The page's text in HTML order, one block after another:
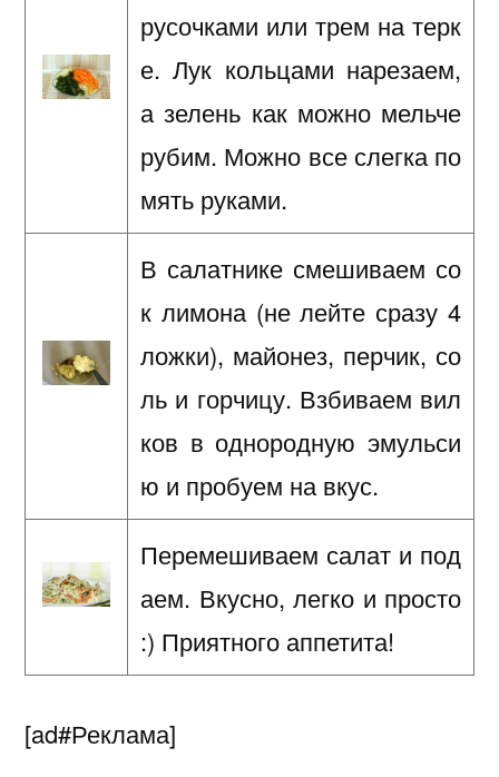
русочками или трем на терк
е. Лук кольцами нарезаем,
а зелень как можно мельче
рубим. Можно все слегка по
мять руками.
В салатнике смешиваем со
к лимона (не лейте сразу 4
ложки), майонез, перчик, со
ль и горчицу. Взбиваем вил
ков в однородную эмульси
ю и пробуем на вкус.
Перемешиваем салат и под
аем. Вкусно, легко и просто
:) Приятного аппетита!
[ad#Реклама]